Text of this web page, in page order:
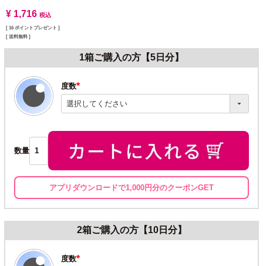
¥ 1,716 税込
[ 16 ポイントプレゼント ]
送料無料
1箱ご購入の方【5日分】
度数
(必
須)
数量
アプリダウンロードで1,000円分のクーポンGET
2箱ご購入の方【10日分】
度数